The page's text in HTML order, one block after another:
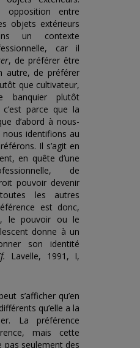
opposition entre
objets extérieurs
un contexte
car il
, de préférer être
autre, de préférer
que cultivateur,
banquier plutôt
c’est parce que la
d’abord à nous-
identifions au
Il s’agit en
en quête d’une
de
pouvoir devenir
les autres
est donc,
le pouvoir ou le
donne à un
son identité
Lavelle, 1991, I,
s’afficher qu’en
qu’elle a la
La préférence
mais cette
pas seulement des